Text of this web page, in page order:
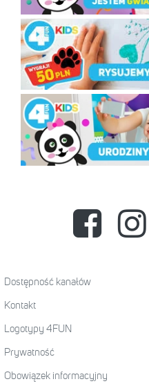
Dostępność kanałów
Kontakt
Logotypy 4FUN
Prywatność
Obowiązek informacyjny